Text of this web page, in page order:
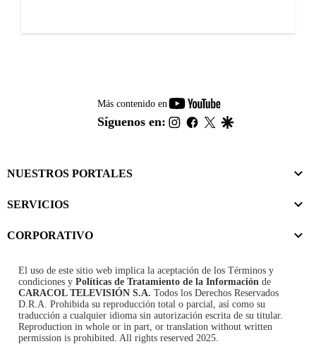
Más contenido en
youtube-
footer
Síguenos en: instagram
facebook
twitter
NUESTROS PORTALES
SERVICIOS
CORPORATIVO
El uso de este sitio web implica la aceptación de los Términos y
condiciones y Políticas de Tratamiento de la Información de
CARACOL TELEVISIÓN S.A. Todos los Derechos Reservados
D.R.A. Prohibida su reproducción total o parcial, así como su
traducción a cualquier idioma sin autorización escrita de su titular.
Reproduction in whole or in part, or translation without written
permission is prohibited. All rights reserved 2025.